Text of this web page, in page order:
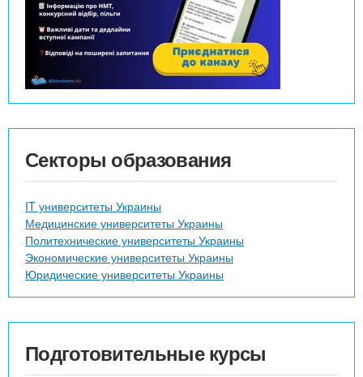
Секторы образования
IT университеты Украины
Медицинские университеты Украины
Политехнические университеты Украины
Экономические университеты Украины
Юридические университеты Украины
Подготовительные курсы